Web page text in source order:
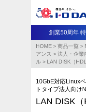
創業50周年
HOME > 商品一覧 >
アンス​ > 法人・企
ル > LAN DISK（
10GbE対応Linux
トタイプ法人向け
LAN DISK（